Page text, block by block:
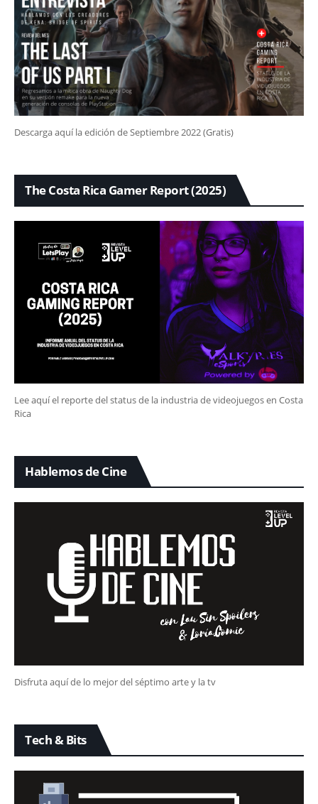
Descarga aquí la edición de Septiembre 2022 (Gratis)
The Costa Rica Gamer Report (2025)
Lee aquí el reporte del status de la industria de videojuegos en Costa
Rica
Hablemos de Cine
Disfruta aquí de lo mejor del séptimo arte y la tv
Tech & Bits